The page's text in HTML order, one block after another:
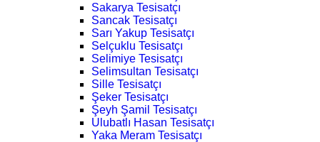
Sakarya Tesisatçı
Sancak Tesisatçı
Sarı Yakup Tesisatçı
Selçuklu Tesisatçı
Selimiye Tesisatçı
Selimsultan Tesisatçı
Sille Tesisatçı
Şeker Tesisatçı
Şeyh Şamil Tesisatçı
Ulubatlı Hasan Tesisatçı
Yaka Meram Tesisatçı